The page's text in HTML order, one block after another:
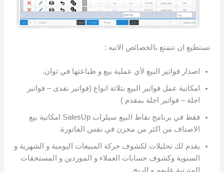
تستطيع ان تتمتع بالخصائص الاتيه :
اصدار فواتير البيع لأي عملية بيع و طباعتها في ثوان.
امكانية عمل فواتير البيع بثلاثة انواع (فواتير نقدى – فواتير
اجلة – فواتير اجلة بمقدم )
فقط في برنامج نقاط البيع سيلزاب SalesUp امكانية بيع
الاصناف من اكثر من مخزن في نفس الفاتورة.
يقدم لك تحليلات لكشوف حركة المبيعات اليومية و الشهرية و
السنوية وكشوف حسابات العملاء و الموردين و المستحقات
المترتبة عليهم و الربح.